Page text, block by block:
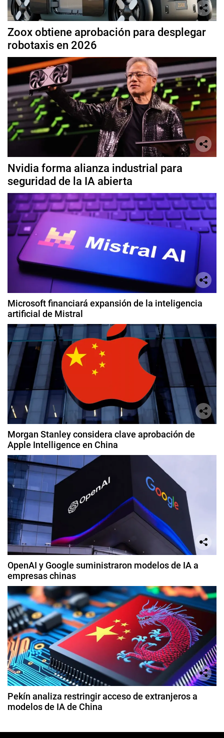
Zoox obtiene aprobación para desplegar
robotaxis en 2026
Nvidia forma alianza industrial para
seguridad de la IA abierta
Microsoft financiará expansión de la inteligencia
artificial de Mistral
Morgan Stanley considera clave aprobación de
Apple Intelligence en China
OpenAI y Google suministraron modelos de IA a
empresas chinas
Pekín analiza restringir acceso de extranjeros a
modelos de IA de China